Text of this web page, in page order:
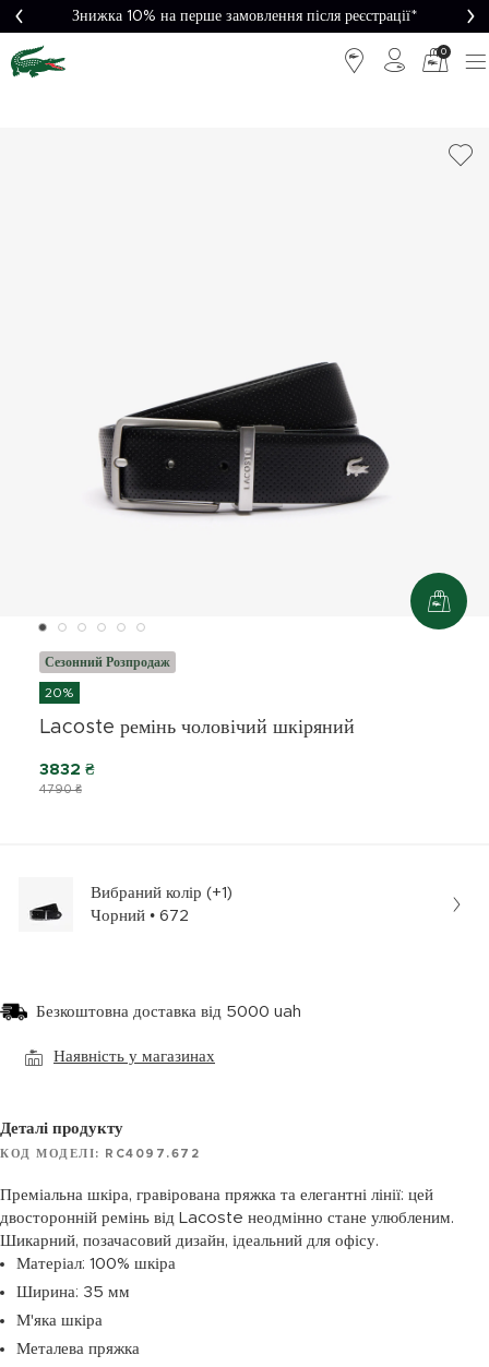
Знижка 10% на перше замовлення після реєстрації*
0
Сезонний Розпродаж
20%
Lacoste ремінь чоловічий шкіряний
4790 ₴
3832 ₴
Вибраний колір (+1)
Чорний • 672
Безкоштовна доставка від 5000 uah
Наявність у магазинах
Деталі продукту
КОД МОДЕЛІ: RC4097.672
Преміальна шкіра, гравірована пряжка та елегантні лінії: цей
двосторонній ремінь від Lacoste неодмінно стане улюбленим.
Шикарний, позачасовий дизайн, ідеальний для офісу.
Матеріал: 100% шкіра
Ширина: 35 мм
М'яка шкіра
Металева пряжка